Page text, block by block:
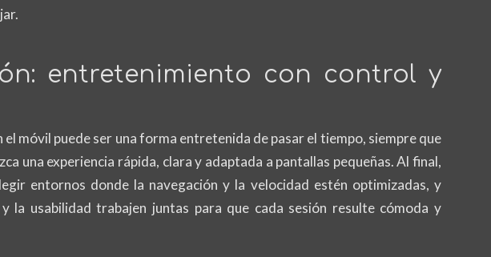
entretenimiento con control y
el móvil puede ser una forma entretenida de pasar el tiempo, siempre que
una experiencia rápida, clara y adaptada a pantallas pequeñas. Al final,
entornos donde la navegación y la velocidad estén optimizadas, y
la usabilidad trabajen juntas para que cada sesión resulte cómoda y